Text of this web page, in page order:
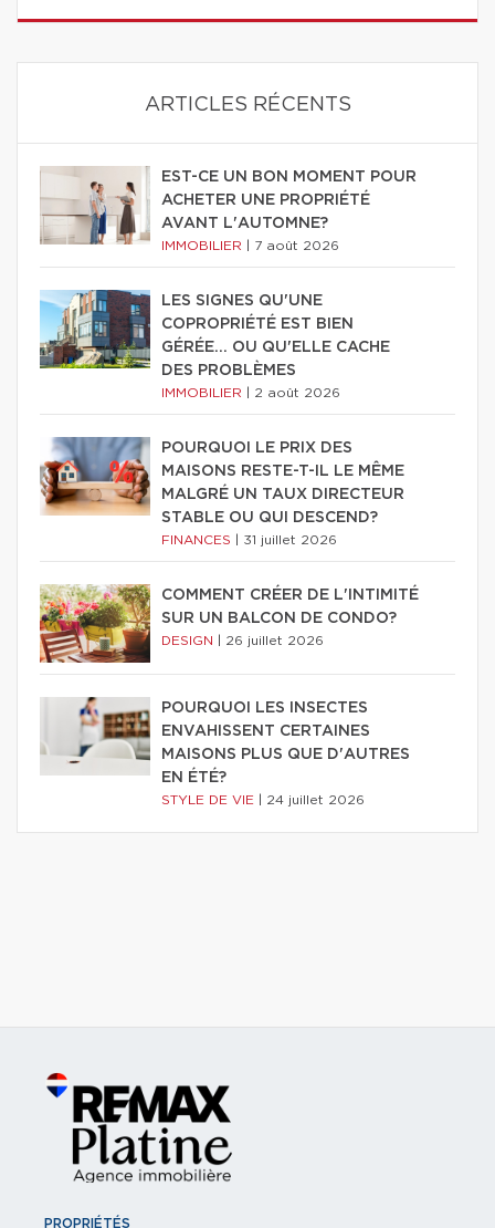
ARTICLES RÉCENTS
EST-CE UN BON MOMENT POUR
ACHETER UNE PROPRIÉTÉ
AVANT L'AUTOMNE?
IMMOBILIER 7 août 2026
LES SIGNES QU'UNE
COPROPRIÉTÉ EST BIEN
GÉRÉE… OU QU'ELLE CACHE
DES PROBLÈMES
IMMOBILIER 2 août 2026
POURQUOI LE PRIX DES
MAISONS RESTE-T-IL LE MÊME
MALGRÉ UN TAUX DIRECTEUR
STABLE OU QUI DESCEND?
FINANCES 31 juillet 2026
COMMENT CRÉER DE L'INTIMITÉ
SUR UN BALCON DE CONDO?
DESIGN 26 juillet 2026
POURQUOI LES INSECTES
ENVAHISSENT CERTAINES
MAISONS PLUS QUE D'AUTRES
EN ÉTÉ?
STYLE DE VIE 24 juillet 2026
PROPRIÉTÉS